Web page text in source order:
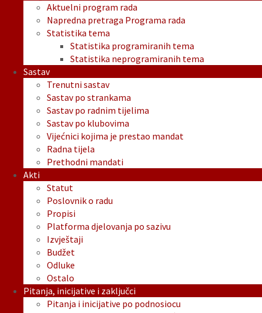
Aktuelni program rada
Napredna pretraga Programa rada
Statistika tema
Statistika programiranih tema
Statistika neprogramiranih tema
Sastav
Trenutni sastav
Sastav po strankama
Sastav po radnim tijelima
Sastav po klubovima
Vijećnici kojima je prestao mandat
Radna tijela
Prethodni mandati
Akti
Statut
Poslovnik o radu
Propisi
Platforma djelovanja po sazivu
Izvještaji
Budžet
Odluke
Ostalo
Pitanja, inicijative i zaključci
Pitanja i inicijative po podnosiocu